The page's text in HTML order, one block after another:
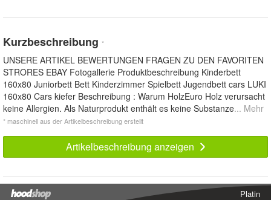
Kurzbeschreibung *
UNSERE ARTIKEL BEWERTUNGEN FRAGEN ZU DEN FAVORITEN
STRORES EBAY Fotogallerie Produktbeschreibung Kinderbett
160x80 Juniorbett Bett Kinderzimmer Spielbett Jugendbett cars LUKI
160x80 Cars kiefer Beschreibung : Warum HolzEuro Holz verursacht
keine Allergien. Als Naturprodukt enthält es keine Substanze... Mehr
* maschinell aus der Artikelbeschreibung erstellt
Artikelbeschreibung anzeigen
Platin